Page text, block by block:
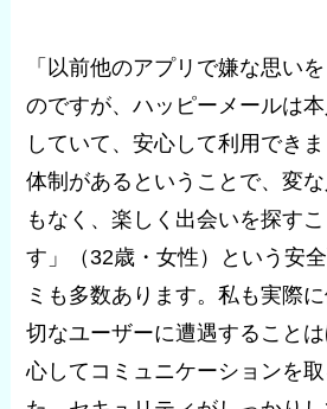
「以前他のアプリで嫌な思い
のですが、ハッピーメールは
していて、安心して利用でき
体制があるということで、変
もなく、楽しく出会いを探す
す」（32歳・女性）という安
ミも多数あります。私も実際
切なユーザーに遭遇すること
心してコミュニケーションを